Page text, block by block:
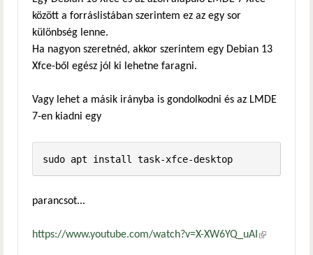
között a forráslistában szerintem ez az egy sor
különbség lenne.
Ha nagyon szeretnéd, akkor szerintem egy Debian 13
Xfce-ből egész jól ki lehetne faragni.
Vagy lehet a másik irányba is gondolkodni és az LMDE
7-en kiadni egy
sudo apt install task-xfce-desktop
parancsot...
https://www.youtube.com/watch?v=X-XW6YQ_uAI(külső